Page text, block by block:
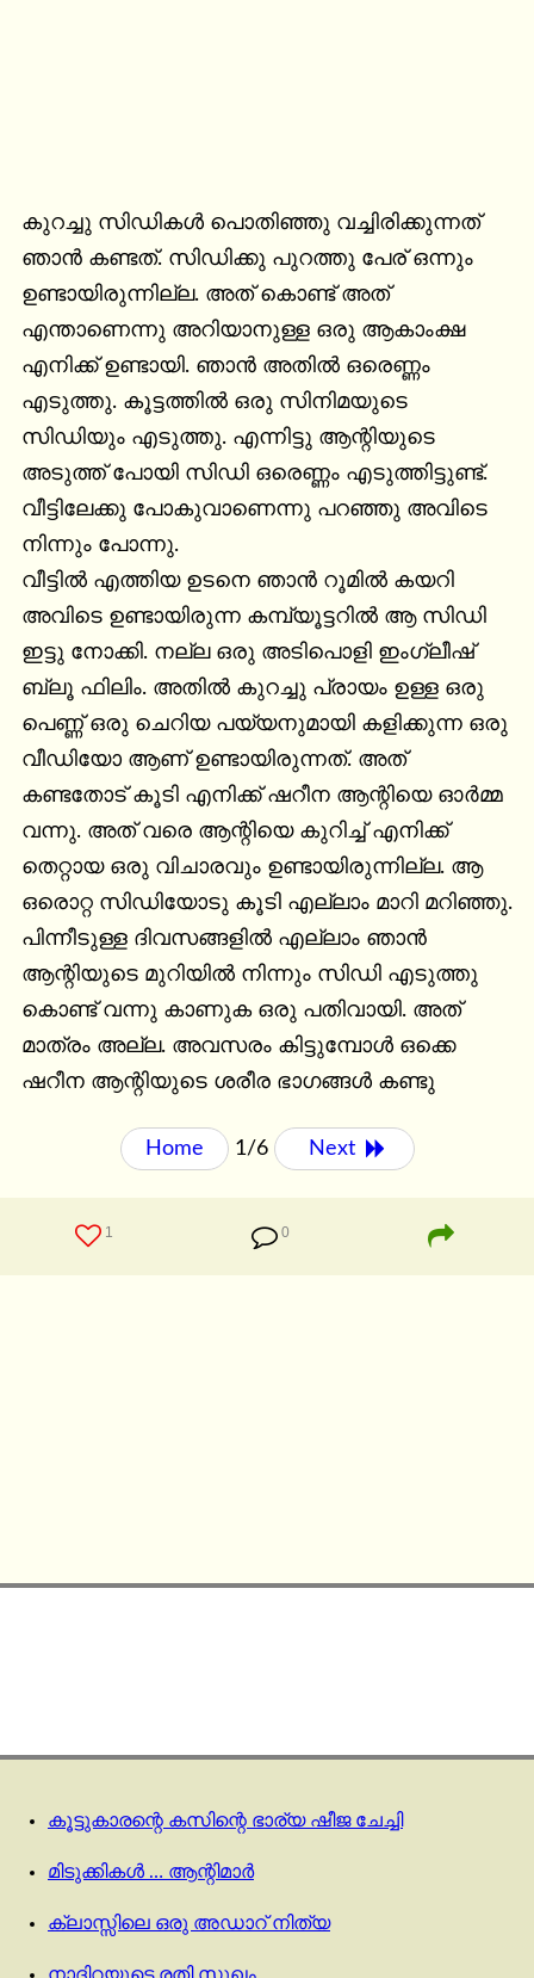
കുറച്ചു സിഡികൾ പൊതിഞ്ഞു വച്ചിരിക്കുന്നത്
ഞാൻ കണ്ടത്. സിഡിക്കു പുറത്തു പേര് ഒന്നും
ഉണ്ടായിരുന്നില്ല. അത് കൊണ്ട് അത്
എന്താണെന്നു അറിയാനുള്ള ഒരു ആകാംക്ഷ
എനിക്ക് ഉണ്ടായി. ഞാൻ അതിൽ ഒരെണ്ണം
എടുത്തു. കൂട്ടത്തിൽ ഒരു സിനിമയുടെ
സിഡിയും എടുത്തു. എന്നിട്ടു ആന്റിയുടെ
അടുത്ത് പോയി സിഡി ഒരെണ്ണം എടുത്തിട്ടുണ്ട്.
വീട്ടിലേക്കു പോകുവാണെന്നു പറഞ്ഞു അവിടെ
നിന്നും പോന്നു.
വീട്ടിൽ എത്തിയ ഉടനെ ഞാൻ റൂമിൽ കയറി
അവിടെ ഉണ്ടായിരുന്ന കമ്പ്യൂട്ടറിൽ ആ സിഡി
ഇട്ടു നോക്കി. നല്ല ഒരു അടിപൊളി ഇംഗ്ലീഷ്
ബ്ലൂ ഫിലിം. അതിൽ കുറച്ചു പ്രായം ഉള്ള ഒരു
പെണ്ണ് ഒരു ചെറിയ പയ്യനുമായി കളിക്കുന്ന ഒരു
വീഡിയോ ആണ് ഉണ്ടായിരുന്നത്. അത്
കണ്ടതോട് കൂടി എനിക്ക് ഷറീന ആന്റിയെ ഓർമ്മ
വന്നു. അത് വരെ ആന്റിയെ കുറിച്ച് എനിക്ക്
തെറ്റായ ഒരു വിചാരവും ഉണ്ടായിരുന്നില്ല. ആ
ഒരൊറ്റ സിഡിയോടു കൂടി എല്ലാം മാറി മറിഞ്ഞു.
പിന്നീടുള്ള ദിവസങ്ങളിൽ എല്ലാം ഞാൻ
ആന്റിയുടെ മുറിയിൽ നിന്നും സിഡി എടുത്തു
കൊണ്ട് വന്നു കാണുക ഒരു പതിവായി. അത്
മാത്രം അല്ല. അവസരം കിട്ടുമ്പോൾ ഒക്കെ
ഷറീന ആന്റിയുടെ ശരീര ഭാഗങ്ങൾ കണ്ടു
Home 1/6 Next
1 0
കൂട്ടുകാരന്റെ കസിന്റെ ഭാര്യ ഷീജ ചേച്ചി
മിടുക്കികൾ … ആന്റിമാർ
ക്ലാസ്സിലെ ഒരു അഡാറ് നിത്യ
നാദിറയുടെ രതി സുഖം